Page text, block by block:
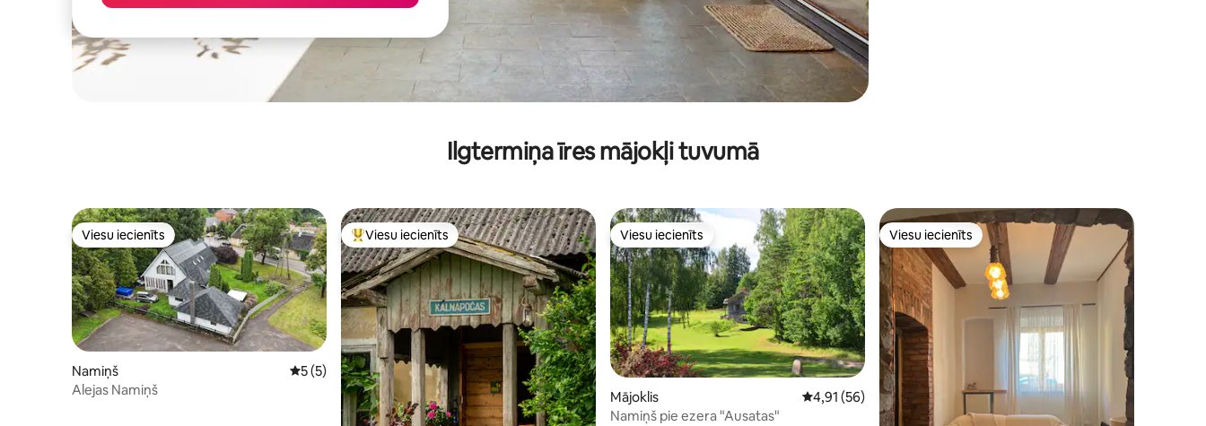
Ilgtermiņa īres mājokļi tuvumā
Viesu iecienīts
Viesu iecienīts
Namiņš Vidējais vērtējums: 5 no 5, atsauksmju skaits: 5
5 (5)
Alejas Namiņš
Populārs viesu iecienīts mājoklis
Viesu iecienīts Viesu iecienīts
Viesu iecienīts
Mājoklis Vidējais vērtējums: 4,91 no 5, atsauksmju skaits: 56
4,91 (56)
Namiņš pie ezera "Ausatas"
Viesu iecienīts
Viesu iecienīts